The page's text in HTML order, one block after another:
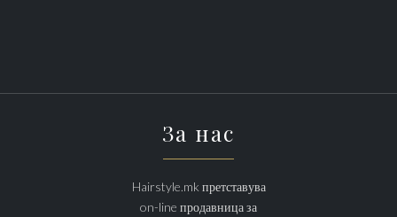
За нас
Hairstyle.mk претставува
on-line продавница за